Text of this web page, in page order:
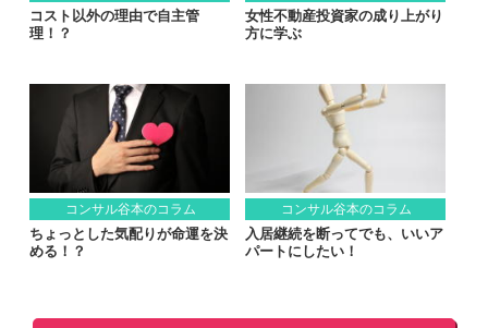
コスト以外の理由で自主管
理！？
女性不動産投資家の成り上がり
方に学ぶ
コンサル谷本のコラム
ちょっとした気配りが命運を決
める！？
コンサル谷本のコラム
入居継続を断ってでも、いいア
パートにしたい！